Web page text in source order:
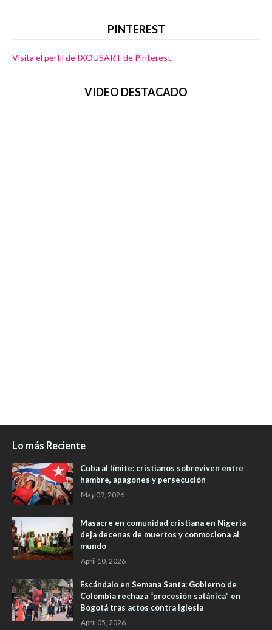
PINTEREST
Visita el perfil de IXOUSART de Pinterest.
VIDEO DESTACADO
Lo más Reciente
Cuba al límite: cristianos sobreviven entre
hambre, apagones y persecución
May 09, 2026
Masacre en comunidad cristiana en Nigeria
deja decenas de muertos y conmociona al
mundo
April 10, 2026
Escándalo en Semana Santa: Gobierno de
Colombia rechaza “procesión satánica” en
Bogotá tras actos contra iglesia
April 05, 2026